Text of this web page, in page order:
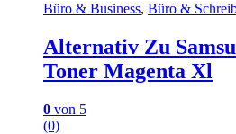
Büro & Business, Büro &
Alternativ Zu
Toner Magenta Xl
0 von 5
(0)